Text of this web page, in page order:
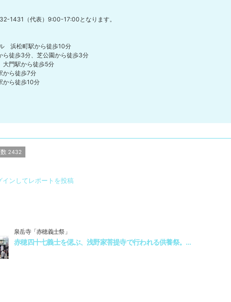
1431（代表）9:00-17:00となります。
浜松町駅から徒歩10分
徒歩3分、芝公園から徒歩3分
門駅から徒歩5分
ら徒歩7分
ら徒歩10分
2432
インしてレポートを投稿
泉岳寺「赤穂義士祭」
赤穂四十七義士を偲ぶ、浅野家菩提寺で行われる供養祭。…